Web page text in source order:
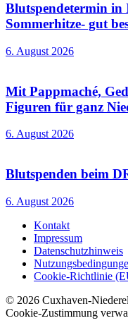
Blutspendetermin
Sommerhitze- gut
6. August 2026
Mit Pappmaché,
Figuren für ganz
6. August 2026
Blutspenden beim
6. August 2026
Kontakt
Impressum
Datenschutzhinweis
Cookie-Richtlinie
© 2026 Cuxhaven-
Cookie-Zustimmung